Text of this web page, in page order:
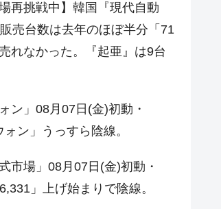
場再挑戦中】韓国『現代自動
売台数は去年のほぼ半分「71
れなかった。『起亜』は9台
ン」08月07日(金)初動・
ォン」うっすら陰線。
市場」08月07日(金)初動・
」上げ始まりで陰線。